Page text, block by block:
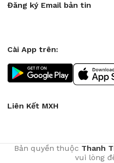
Đăng ký Email bản tin
Cài App trên:
Liên Kết MXH
Bản quyền thuộc Thanh
vui lòng